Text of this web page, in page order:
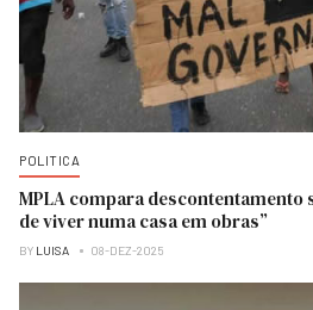
POLITICA
MPLA compara descontentamento
de viver numa casa em obras”
BY LUISA 08-DEZ-2025